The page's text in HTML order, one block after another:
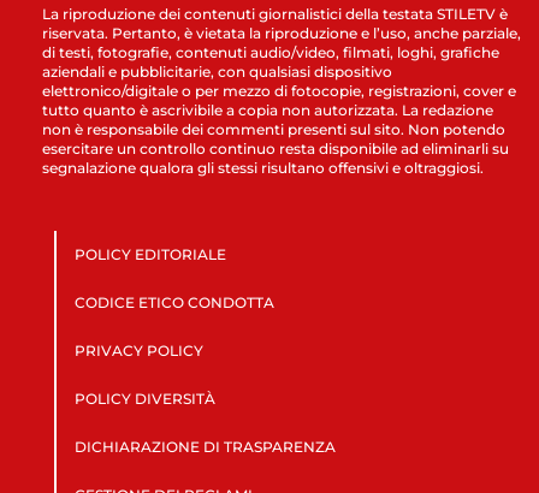
La riproduzione dei contenuti giornalistici della testata STILETV è
riservata. Pertanto, è vietata la riproduzione e l’uso, anche parziale,
di testi, fotografie, contenuti audio/video, filmati, loghi, grafiche
aziendali e pubblicitarie, con qualsiasi dispositivo
elettronico/digitale o per mezzo di fotocopie, registrazioni, cover e
tutto quanto è ascrivibile a copia non autorizzata. La redazione
non è responsabile dei commenti presenti sul sito. Non potendo
esercitare un controllo continuo resta disponibile ad eliminarli su
segnalazione qualora gli stessi risultano offensivi e oltraggiosi.
POLICY EDITORIALE
CODICE ETICO CONDOTTA
PRIVACY POLICY
POLICY DIVERSITÀ
DICHIARAZIONE DI TRASPARENZA